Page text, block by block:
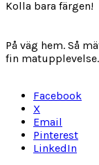
Kolla bara färgen!
På väg hem. Så
fin
Facebook
X
Email
Pinterest
LinkedIn